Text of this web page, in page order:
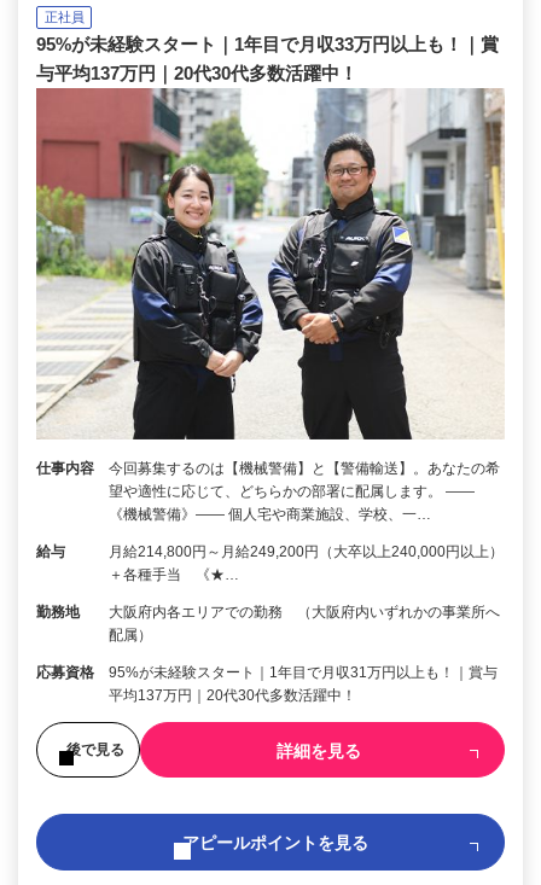
正社員
95%が未経験スタート｜1年目で月収33万円以上も！｜賞
与平均137万円｜20代30代多数活躍中！
仕事内容
今回募集するのは【機械警備】と【警備輸送】。あなたの希
望や適性に応じて、どちらかの部署に配属します。 ――
《機械警備》―― 個人宅や商業施設、学校、一…
給与
月給214,800円～月給249,200円（大卒以上240,000円以上）
＋各種手当 《★…
勤務地
大阪府内各エリアでの勤務 （大阪府内いずれかの事業所へ
配属）
応募資格
95%が未経験スタート｜1年目で月収31万円以上も！｜賞与
平均137万円｜20代30代多数活躍中！
後で見る 詳細を見る
アピールポイントを見る